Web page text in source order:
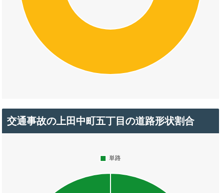
交通事故の上田中町五丁目の道路形状割合